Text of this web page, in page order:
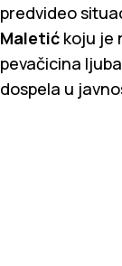
predvideo
Maletić koju je
pevačicina
dospela u